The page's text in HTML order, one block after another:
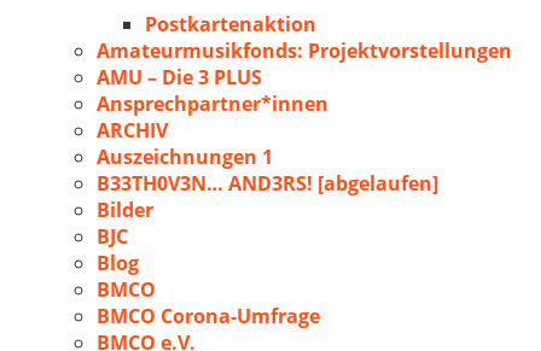
Postkartenaktion
Amateurmusikfonds: Projektvorstellungen
AMU – Die 3 PLUS
Ansprechpartner*innen
ARCHIV
Auszeichnungen 1
B33TH0V3N… AND3RS! [abgelaufen]
Bilder
BJC
Blog
BMCO
BMCO Corona-Umfrage
BMCO e.V.